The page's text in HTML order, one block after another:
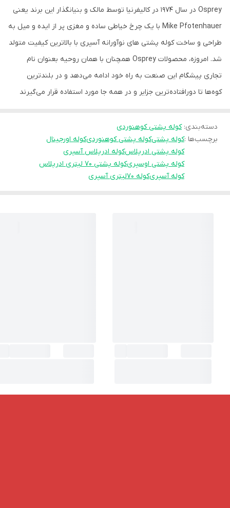
Osprey در سال 1974 در کالیفرنیا توسط مالک و بنیانگذار این برند یعنی
Mike Pfotenhauer با یک چرخ خیاطی ساده و مغزی پر از ایده و میل به
طراحی و ساخت کوله پشتی های نوآورانه آسپری با بالاترین کیفیت متولد
شد. امروزه، محصولات Osprey همچنان با همان روحیه بعنوان نام
تجاری پیشگام این صنعت به راه خود ادامه می‌دهد و در بلندترین
کوه‌ها تا دورافتاده‌ترین جزایر و در همه جا مورد استفاده قرار می‌گیرند
دسته‌بندی:کوله پشتی کوهنوردی
برچسب‌ها :کوله پشتیکوله پشتی کوهنوردیکوله اورجینال
کوله پشتی ادرپلاسکوله ادرپلاس آسپری
کوله پشتی اوسپریکوله پشتی 70 لیتری ادرپلاس
کوله آسپریکوله 70لیتری آسپری